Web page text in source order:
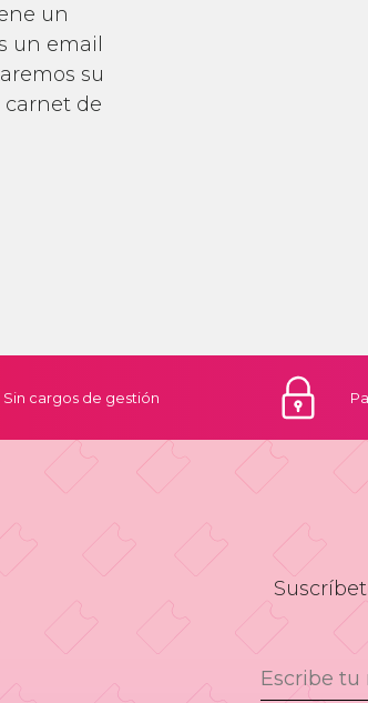
un
un email
su
carnet de
Sin cargos de gestión